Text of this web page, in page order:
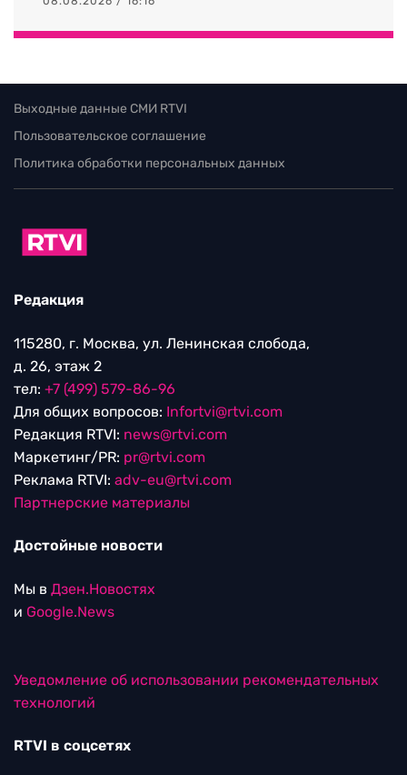
Выходные данные СМИ RTVI
Пользовательское соглашение
Политика обработки персональных данных
Редакция
115280, г. Москва, ул. Ленинская слобода,
д. 26, этаж 2
тел: +7 (499) 579-86-96
Для общих вопросов: Infortvi@rtvi.com
Редакция RTVI: news@rtvi.com
Маркетинг/PR: pr@rtvi.com
Реклама RTVI: adv-eu@rtvi.com
Партнерские материалы
Достойные новости
Мы в Дзен.Новостях
и Google.News
Уведомление об использовании рекомендательных
технологий
RTVI в соцсетях